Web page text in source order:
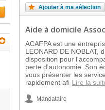
Ajouter à ma sélection
Aide à domicile
ACAFPA est une
LEONARD DE NOBLAT,
disposition pour
perte d'autonomie. Son
vous présenter les
rapidement afi Lire la
Mandataire